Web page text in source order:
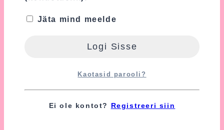
reCAPTCHA teenust, mille suhtes
Kasutustingimusi.
Nõustun nende tingimustega
Jäta mind meelde
Kaotasid parooli?
Ei ole kontot? Registreeri siin